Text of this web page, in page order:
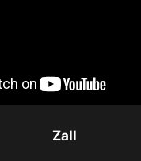
Zall